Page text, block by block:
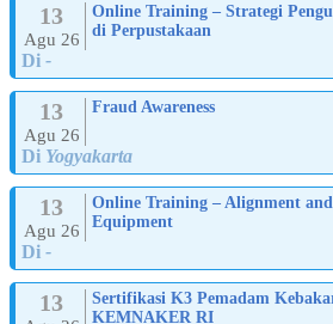
13
Agu 26
Online Training – Strategi
di Perpustakaan
Di -
13
Agu 26
Fraud Awareness
Di Yogyakarta
13
Agu 26
Online Training – Alignment
Equipment
Di -
13
Sertifikasi K3 Pemadam
KEMNAKER RI